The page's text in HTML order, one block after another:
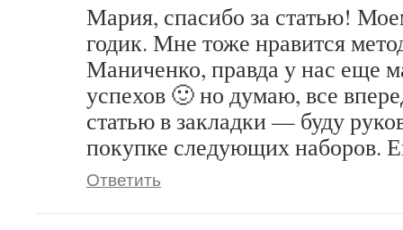
Мария, спасибо за статью!
годик. Мне тоже нравится
Маниченко, правда у нас еще
успехов 🙂 но думаю, все
статью в закладки — буду
покупке следующих наборов.
Ответить